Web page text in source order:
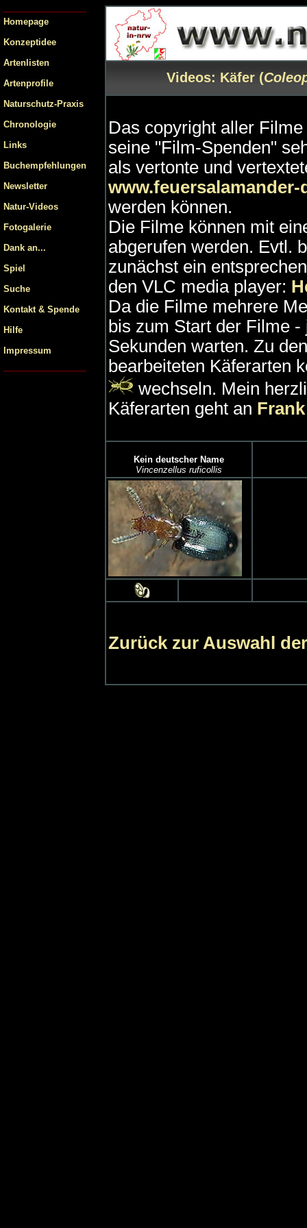
Homepage
Konzeptidee
Artenlisten
Artenprofile
Naturschutz-Praxis
Chronologie
Links
Buchempfehlungen
Newsletter
Natur-Videos
Fotogalerie
Dank an...
Spiel
Suche
Kontakt & Spende
Hilfe
Impressum
Videos: Käfer (
Das copyright aller
seine "Film-Spenden"
als vertonte und
www.feuersalamander-
werden können.
Die Filme können mit
abgerufen werden. Evtl.
zunächst ein
den VLC media player:
Da die Filme mehrere
bis zum Start der Filme
Sekunden warten. Zu
bearbeiteten Käferarten
wechseln. Mein
Käferarten geht an
Kein deutscher Name
Vincenzellus ruficollis
Zurück zur Auswahl